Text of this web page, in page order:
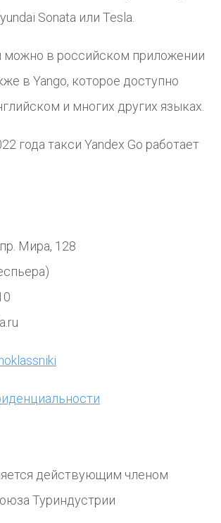
Sonata или Tesla.
можно в российском приложении
в Yango, которое доступно
и многих других языках.
года такси Yandex Go работает
Мира, 128
действующим членом
Туриндустрии